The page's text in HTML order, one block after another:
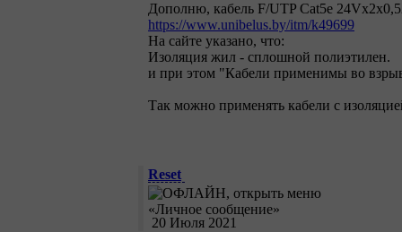
Дополню, кабель F/UTP Cat5е
https://www.unibelus.by/itm/k49699
На сайте указано, что:
Изоляция жил - сплошной полиэтилен.
и при этом "Кабели применимы во
Так можно применять кабели с
Reset
20 Июля 2021